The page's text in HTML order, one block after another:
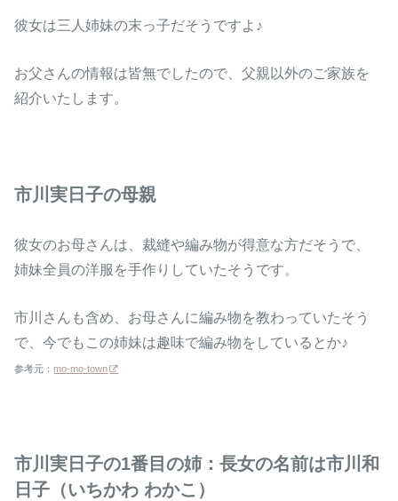
彼女は三人姉妹の末っ子だそうですよ♪
お父さんの情報は皆無でしたので、父親以外のご家族を
紹介いたします。
市川実日子の母親
彼女のお母さんは、裁縫や編み物が得意な方だそうで、
姉妹全員の洋服を手作りしていたそうです。
市川さんも含め、お母さんに編み物を教わっていたそう
で、今でもこの姉妹は趣味で編み物をしているとか♪
参考元：mo-mo-town
市川実日子の1番目の姉：長女の名前は市川和
日子（いちかわ わかこ）